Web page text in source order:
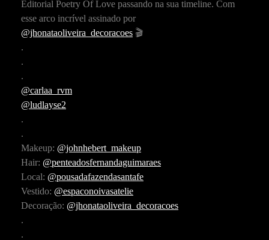
Editorial Poetry Of Love passando na sua timeline. Com
esse arco incrível assinado por
@jhonataoliveira_decoracoes 🎬
.
.
.
@carlaa_rvm
@ludlayse2
.
.
Makeup: @johnhebert_makeup
Hair: @penteadosfernandaguimaraes
Local: @pousadafazendasantafe
Vestido: @espaconoivasatelie
Decoração: @jhonataoliveira_decoracoes
.
.